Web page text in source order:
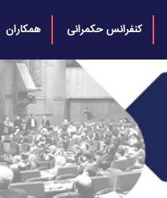
کنفرانس حکمرانی همکاران